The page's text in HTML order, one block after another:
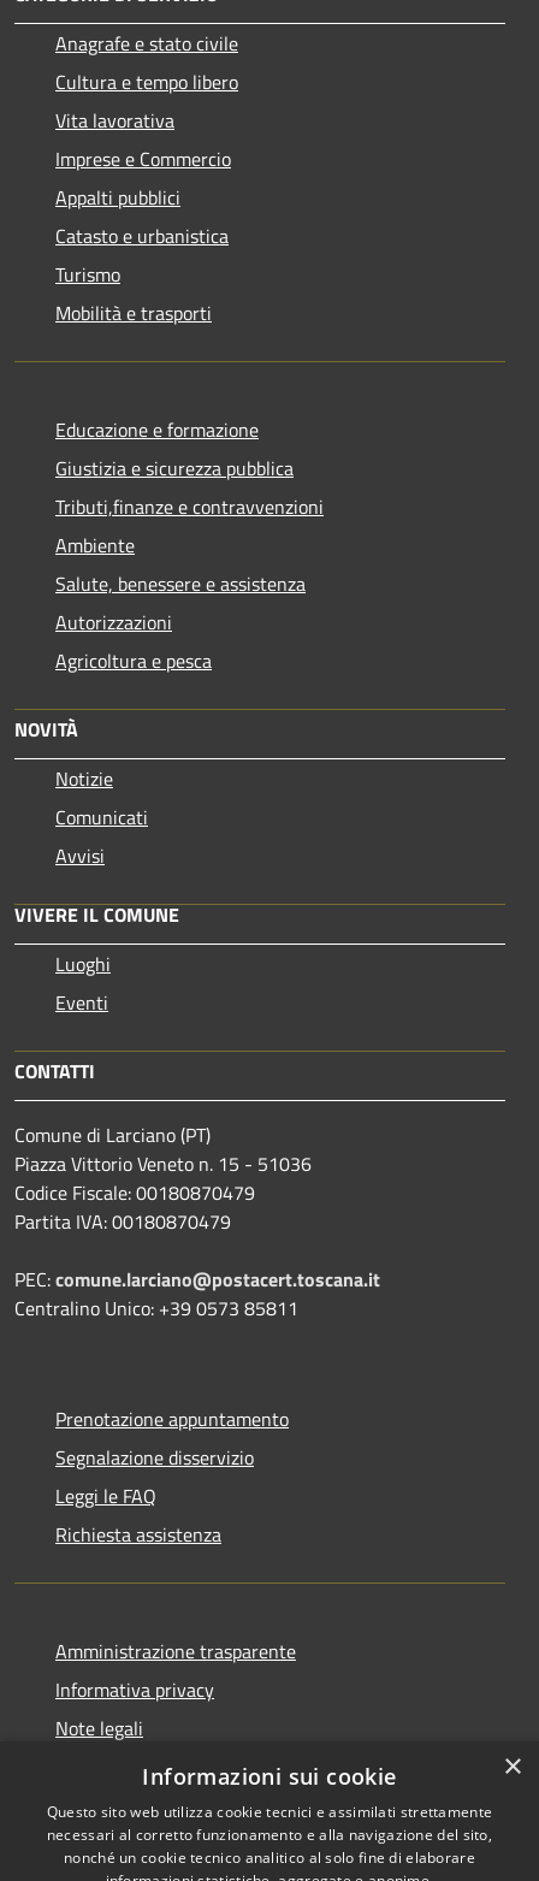
Anagrafe e stato civile
Cultura e tempo libero
Vita lavorativa
Imprese e Commercio
Appalti pubblici
Catasto e urbanistica
Turismo
Mobilità e trasporti
Educazione e formazione
Giustizia e sicurezza pubblica
Tributi,finanze e contravvenzioni
Ambiente
Salute, benessere e assistenza
Autorizzazioni
Agricoltura e pesca
NOVITÀ
Notizie
Comunicati
Avvisi
VIVERE IL COMUNE
Luoghi
Eventi
CONTATTI
Comune di Larciano (PT)
Piazza Vittorio Veneto n. 15 - 51036
Codice Fiscale: 00180870479
Partita IVA: 00180870479
PEC:comune.larciano@postacert.toscana.it
Centralino Unico: +39 0573 85811
Prenotazione appuntamento
Segnalazione disservizio
Leggi le FAQ
Richiesta assistenza
Amministrazione trasparente
Informativa privacy
Note legali
Dichiarazione di accessibilità
×
Informazioni sui cookie
Questo sito web utilizza cookie tecnici e assimilati strettamente
necessari al corretto funzionamento e alla navigazione del sito,
nonché un cookie tecnico analitico al solo fine di elaborare